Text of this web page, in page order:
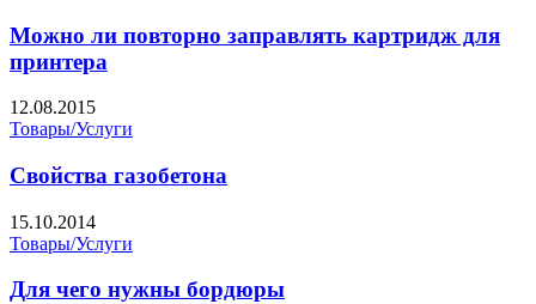
Можно ли повторно заправлять картридж для
принтера
12.08.2015
Товары/Услуги
Свойства газобетона
15.10.2014
Товары/Услуги
Для чего нужны бордюры